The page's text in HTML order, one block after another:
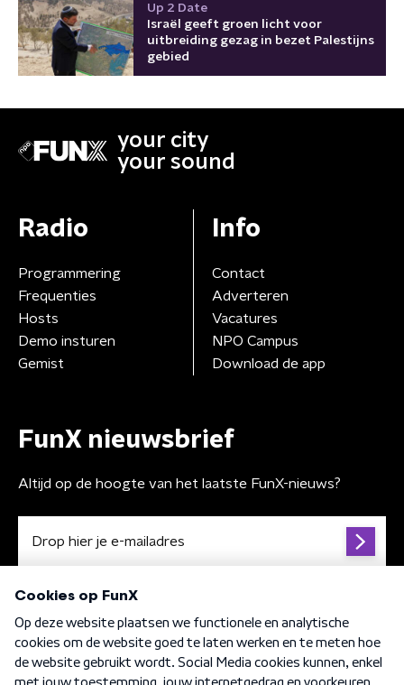
Up 2 Date
Israël geeft groen licht voor
uitbreiding gezag in bezet Palestijns
gebied
your city
your sound
Radio
Programmering
Frequenties
Hosts
Demo insturen
Gemist
Info
Contact
Adverteren
Vacatures
NPO Campus
Download de app
FunX nieuwsbrief
Altijd op de hoogte van het laatste FunX-nieuws?
Algemene voorwaarden Privacybeleid